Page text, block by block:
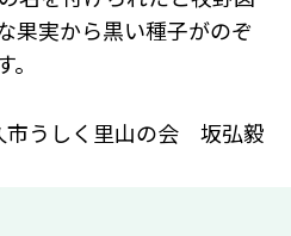
果実から黒い種子がのぞ
市うしく里山の会 坂弘毅